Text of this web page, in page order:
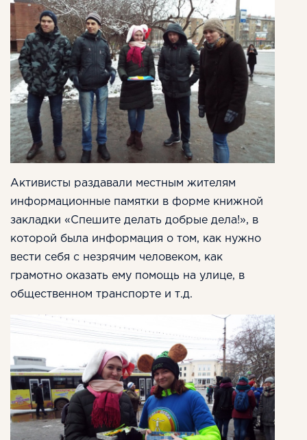
Активисты раздавали местным жителям
информационные памятки в форме книжной
закладки «Спешите делать добрые дела!», в
которой была информация о том, как нужно
вести себя с незрячим человеком, как
грамотно оказать ему помощь на улице, в
общественном транспорте и т.д.